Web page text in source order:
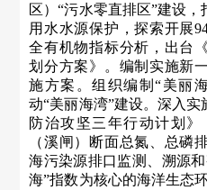
区）“污水零直排区”建设
用水水源保护，探索开展
全有机物指标分析，出台
划分方案》。编制实施新
施方案。组织编制“美丽
动“美丽海湾”建设。深入
防治攻坚三年行动计划
（溪闸）断面总氮、总磷
海污染源排口监测、溯源
海”指数为核心的海洋生态